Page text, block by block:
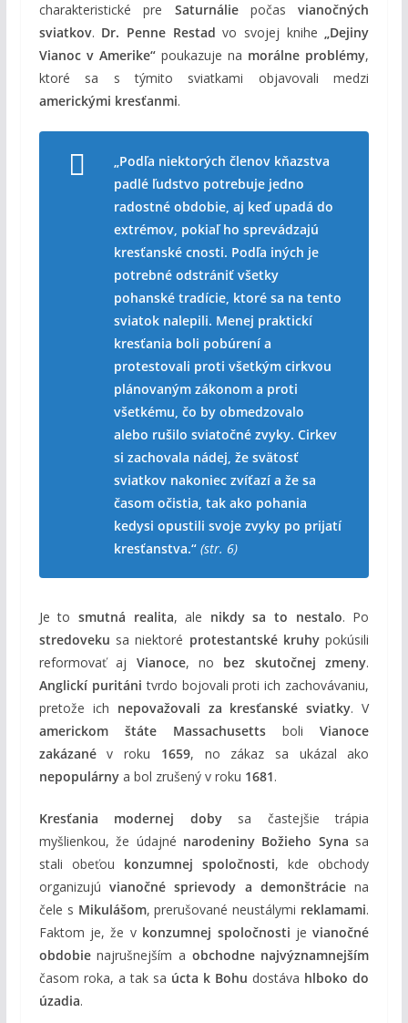
charakteristické pre Saturnáliepočasvianočných
sviatkov. Dr. Penne Restad vo svojej knihe„Dejiny
Vianoc v Amerike“poukazuje na morálne problémy,
ktoré sa s týmito sviatkami objavovali medzi
americkými kresťanmi.
„Podľa niektorých členov kňazstva
padlé ľudstvo potrebuje jedno
radostné obdobie, aj keď upadá do
extrémov, pokiaľ ho sprevádzajú
kresťanské cnosti. Podľa iných je
potrebné odstrániť všetky
pohanské tradície, ktoré sa na tento
sviatok nalepili. Menej praktickí
kresťania boli pobúrení a
protestovali proti všetkým cirkvou
plánovaným zákonom a proti
všetkému, čo by obmedzovalo
alebo rušilo sviatočné zvyky. Cirkev
si zachovala nádej, že svätosť
sviatkov nakoniec zvíťazí a že sa
časom očistia, tak ako pohania
kedysi opustili svoje zvyky po prijatí
kresťanstva.“ (str. 6)
Je to smutná realita, ale nikdy sa to nestalo. Po
stredoveku sa niektoré protestantské kruhypokúsili
reformovať aj Vianoce, no bez skutočnej zmeny.
Anglickí puritáni tvrdo bojovali proti ich zachovávaniu,
pretože ich nepovažovali za kresťanské sviatky. V
americkom štáte Massachusetts boliVianoce
zakázanév roku 1659, no zákaz sa ukázal ako
nepopulárnya bol zrušený v roku 1681.
Kresťania modernej dobysa častejšie trápia
myšlienkou, že údajné narodeniny Božieho Syna sa
stali obeťou konzumnej spoločnosti, kde obchody
organizujúvianočné sprievody a demonštráciena
čele s Mikulášom, prerušované neustálymi reklamami.
Faktom je, že v konzumnej spoločnosti jevianočné
obdobienajrušnejším a obchodne najvýznamnejším
časom roka, a tak sa úcta k Bohu dostáva hlboko do
úzadia.